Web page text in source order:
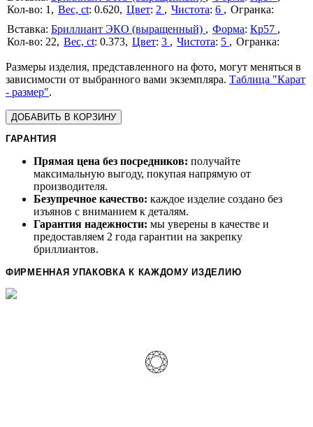
1
Вес, ct: 0.620 Цвет: 2 Чистота: 6
Бриллиант ЭКО (выращенный)
Форма: Кр57
22
Вес, ct: 0.373 Цвет: 3 Чистота: 5
Размеры изделия, представленного на фото, могут меняться в
зависимости от выбранного вами экземпляра. Таблица "Карат
- размер".
ДОБАВИТЬ В КОРЗИНУ
ГАРАНТИЯ
Прямая цена без посредников: получайте
максимальную выгоду, покупая напрямую от
производителя.
Безупречное качество: каждое изделие создано без
изъянов с вниманием к деталям.
Гарантия надежности: мы уверены в качестве и
предоставляем 2 года гарантии на закрепку
бриллиантов.
ФИРМЕННАЯ УПАКОВКА К КАЖДОМУ ИЗДЕЛИЮ